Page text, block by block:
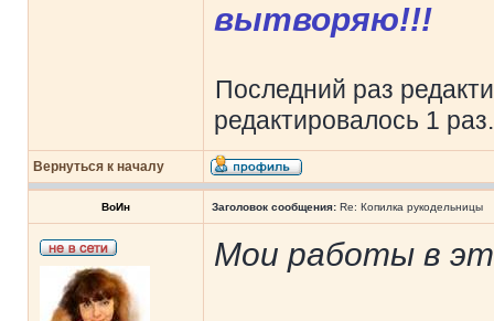
вытворяю!!!
Последний раз
редактировалось 1 раз.
Вернуться к началу
ВоИн Заголовок сообщения: Re: Копилка рукодельницы
Мои работы в